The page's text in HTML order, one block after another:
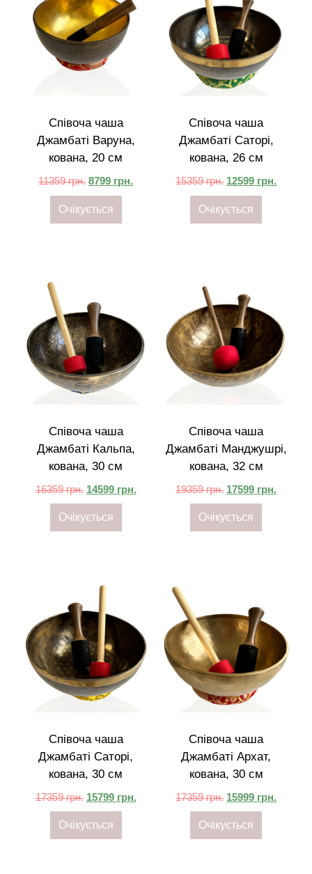
Співоча чаша
Джамбаті Варуна,
кована, 20 см
11359грн. 8799 грн.
Очікується
Співоча чаша
Джамбаті Саторі,
кована, 26 см
15359грн. 12599 грн.
Очікується
Співоча чаша
Джамбаті Кальпа,
кована, 30 см
16359грн. 14599 грн.
Очікується
Співоча чаша
Джамбаті Манджушрі,
кована, 32 см
19359грн. 17599 грн.
Очікується
Співоча чаша
Джамбаті Саторі,
кована, 30 см
17359грн. 15799 грн.
Очікується
Співоча чаша
Джамбаті Архат,
кована, 30 см
17359грн. 15999 грн.
Очікується